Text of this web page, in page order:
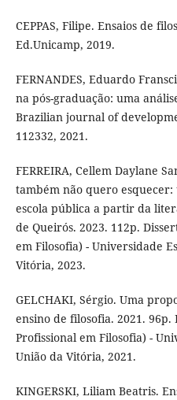
CEPPAS, Filipe. Ensaios de
Ed.Unicamp, 2019.
FERNANDES, Eduardo
na pós-graduação: uma
Brazilian journal of
112332, 2021.
FERREIRA, Cellem Daylane
também não quero
escola pública a partir da
de Queirós. 2023. 112p.
em Filosofia) - Universidade
Vitória, 2023.
GELCHAKI, Sérgio. Uma
ensino de filosofia. 2021. 96p.
Profissional em Filosofia) -
União da Vitória, 2021.
KINGERSKI, Liliam Beatris.